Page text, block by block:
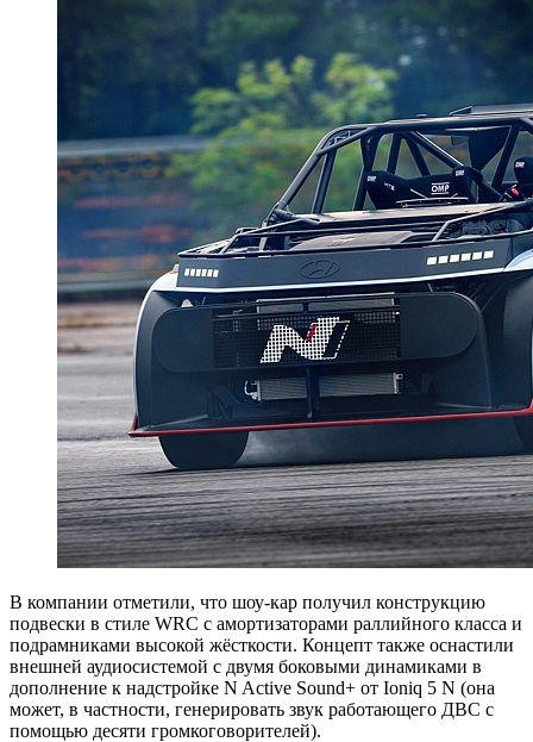
В компании отметили, что шоу-кар получил конструкцию
подвески в стиле WRC с амортизаторами раллийного класса и
подрамниками высокой жёсткости. Концепт также оснастили
внешней аудиосистемой с двумя боковыми динамиками в
дополнение к надстройке N Active Sound+ от Ioniq 5 N (она
может, в частности, генерировать звук работающего ДВС с
помощью десяти громкоговорителей).